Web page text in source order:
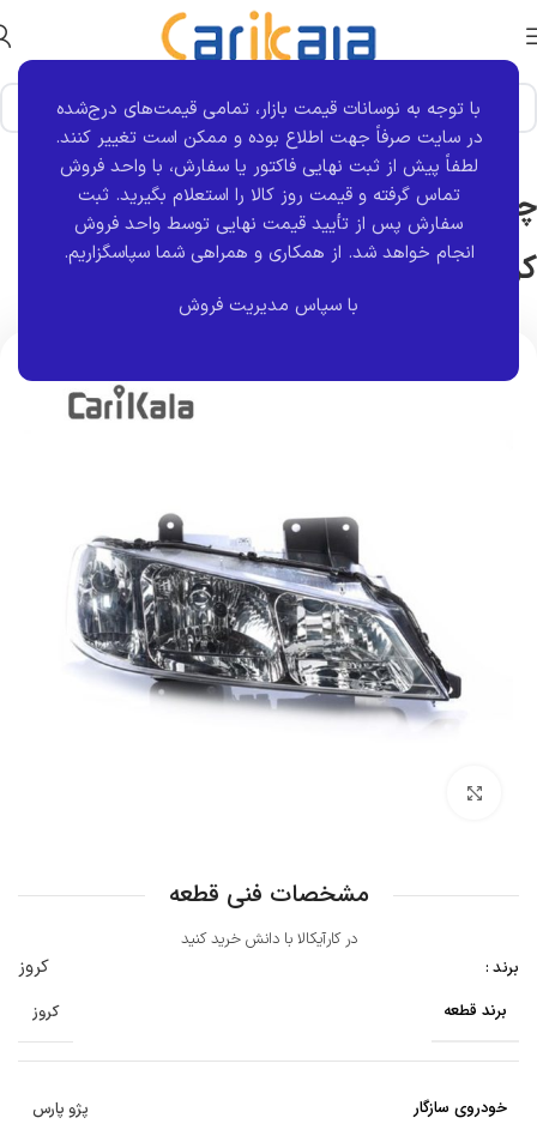
با توجه به نوسانات قیمت بازار، تمامی قیمت‌های درج‌شده
در سایت صرفاً جهت اطلاع بوده و ممکن است تغییر کنند.
لطفاً پیش از ثبت نهایی فاکتور یا سفارش، با واحد فروش
تماس گرفته و قیمت روز کالا را استعلام بگیرید. ثبت
سفارش پس از تأیید قیمت نهایی توسط واحد فروش
انجام خواهد شد. از همکاری و همراهی شما سپاسگزاریم.
با سپاس مدیریت فروش
خانه برند قطعه کروز
چراغ جلو سمت راست ضد خش پارس |
کروز
مشخصات فنی قطعه
در کارآیکالا با دانش خرید کنید
برند :
کروز
برند قطعه کروز
خودروی سازگار پژو پارس